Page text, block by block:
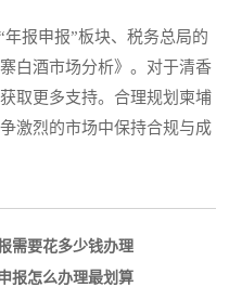
报申报”板块、税务总局的
白酒市场分析》。对于清香
取更多支持。合理规划柬埔
激烈的市场中保持合规与成
需要花多少钱办理
报怎么办理最划算